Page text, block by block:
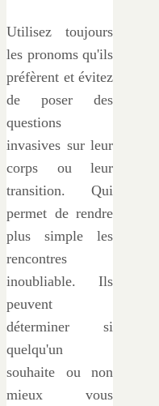
Utilisez toujours
les pronoms qu'ils
préfèrent et évitez
de poser des
questions
invasives sur leur
corps ou leur
transition. Qui
permet de rendre
plus simple les
rencontres
inoubliable. Ils
peuvent
déterminer si
quelqu'un
souhaite ou non
mieux vous